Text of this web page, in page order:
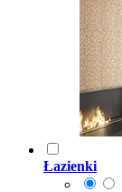
Łazienki